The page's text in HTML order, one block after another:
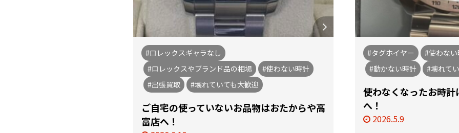
#ロレックスギャラなし
#ロレックスやブランド品の相場
#使わない時計
#出張買取
#壊れていても大歓迎
ご自宅の使っていないお品物はおたからや高
富店へ！
#タグホイヤー
#使わな
#動かない時計
#壊れて
使わなくなったお時
へ！
2026.5.9